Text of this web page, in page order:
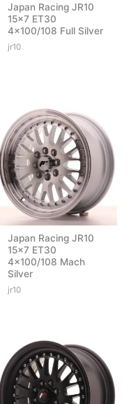
Japan Racing JR10
15×7 ET30
4×100/108 Full Silver
jr10
Japan Racing JR10
15×7 ET30
4×100/108 Mach
Silver
jr10